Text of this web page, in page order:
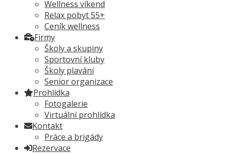
Wellness víkend
Relax pobyt 55+
Ceník wellness
Firmy
Školy a skupiny
Sportovní kluby
Školy plavání
Senior organizace
Prohlídka
Fotogalerie
Virtuální prohlídka
Kontakt
Práce a brigády
Rezervace